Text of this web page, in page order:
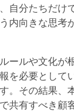
自分たちだけ
内向きな思考
ールや文化が
を必要として
。その結果、
共有すべき顧